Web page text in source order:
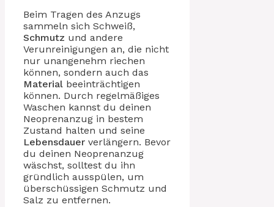
Beim Tragen des Anzugs
sammeln sich Schweiß,
Schmutz und andere
Verunreinigungen an, die nicht
nur unangenehm riechen
können, sondern auch das
Material beeinträchtigen
können. Durch regelmäßiges
Waschen kannst du deinen
Neoprenanzug in bestem
Zustand halten und seine
Lebensdauer verlängern. Bevor
du deinen Neoprenanzug
wäschst, solltest du ihn
gründlich ausspülen, um
überschüssigen Schmutz und
Salz zu entfernen.